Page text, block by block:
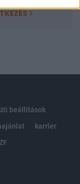
beállítások
karrier